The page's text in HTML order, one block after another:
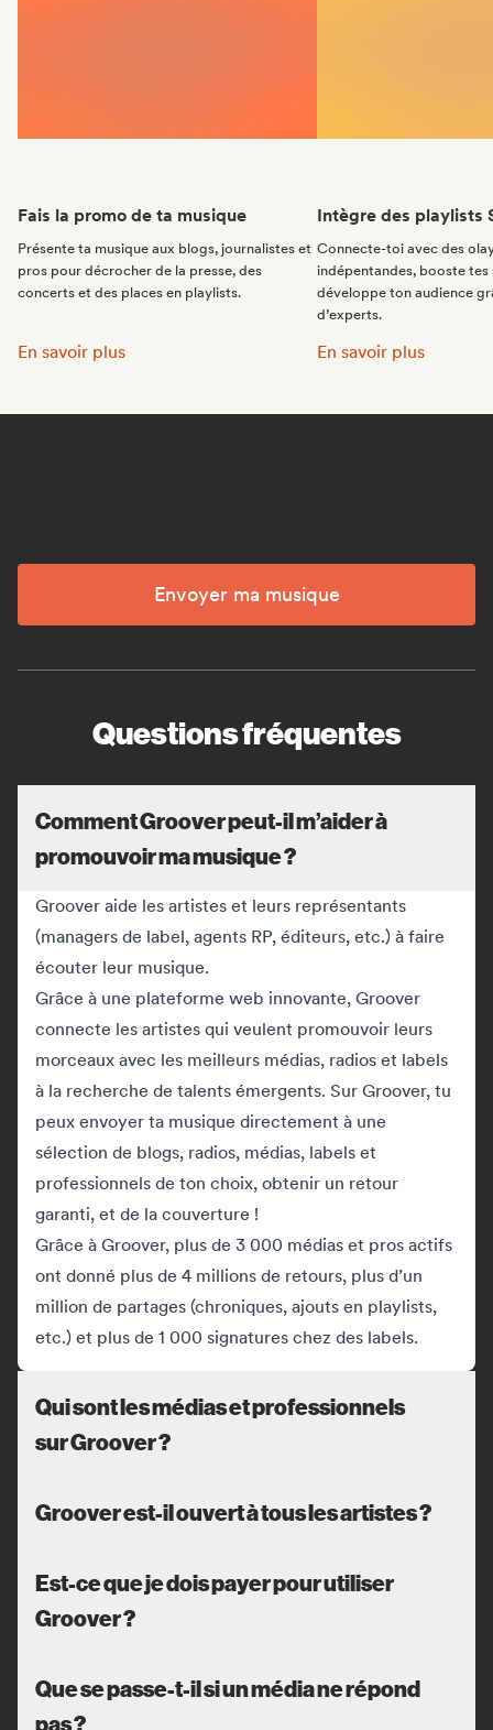
Fais la promo de ta musique
Présente ta musique aux blogs, journalistes et
pros pour décrocher de la presse, des
concerts et des places en playlists.
Fais la promo de ta musique:
En savoir plus
Intègre des playlists
Connecte-toi avec des
indépentandes, booste tes
développe ton audience
d’experts.
Intègre des playlists
En savoir plus
Envoyer ma musique
Questions fréquentes
Comment Groover peut-il m’aider à
promouvoir ma musique ?
Groover aide les artistes et leurs représentants
(managers de label, agents RP, éditeurs, etc.) à faire
écouter leur musique.
Grâce à une plateforme web innovante, Groover
connecte les artistes qui veulent promouvoir leurs
morceaux avec les meilleurs médias, radios et labels
à la recherche de talents émergents. Sur Groover, tu
peux envoyer ta musique directement à une
sélection de blogs, radios, médias, labels et
professionnels de ton choix, obtenir un retour
garanti, et de la couverture !
Grâce à Groover, plus de 3 000 médias et pros actifs
ont donné plus de 4 millions de retours, plus d’un
million de partages (chroniques, ajouts en playlists,
etc.) et plus de 1 000 signatures chez des labels.
Qui sont les médias et professionnels
sur Groover ?
Groover est-il ouvert à tous les artistes ?
Est-ce que je dois payer pour utiliser
Groover ?
Que se passe-t-il si un média ne répond
pas ?